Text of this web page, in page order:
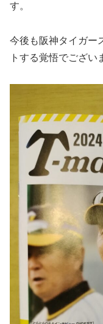
す。
今後も阪神タイガー
トする覚悟でござい